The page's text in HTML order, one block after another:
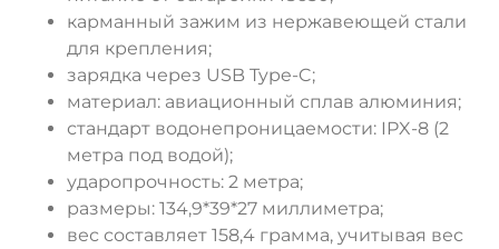
карманный зажим из нержавеющей стали
для крепления;
зарядка через USB Type-C;
материал: авиационный сплав алюминия;
стандарт водонепроницаемости: IPX-8 (2
метра под водой);
ударопрочность: 2 метра;
размеры: 134,9*39*27 миллиметра;
вес составляет 158,4 грамма, учитывая вес